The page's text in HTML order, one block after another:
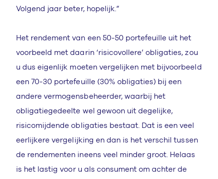
Volgend jaar beter, hopelijk.”
Het rendement van een 50-50 portefeuille uit het
voorbeeld met daarin ‘risicovollere’ obligaties, zou
u dus eigenlijk moeten vergelijken met bijvoorbeeld
een 70-30 portefeuille (30% obligaties) bij een
andere vermogensbeheerder, waarbij het
obligatiegedeelte wel gewoon uit degelijke,
risicomijdende obligaties bestaat. Dat is een veel
eerlijkere vergelijking en dan is het verschil tussen
de rendementen ineens veel minder groot. Helaas
is het lastig voor u als consument om achter de